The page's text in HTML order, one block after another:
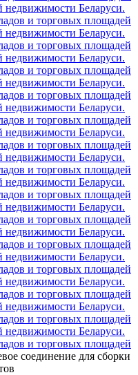
недвижимости Беларуси.
и торговых площадей
недвижимости Беларуси.
и торговых площадей
недвижимости Беларуси.
и торговых площадей
недвижимости Беларуси.
и торговых площадей
недвижимости Беларуси.
и торговых площадей
недвижимости Беларуси.
и торговых площадей
недвижимости Беларуси.
и торговых площадей
недвижимости Беларуси.
и торговых площадей
недвижимости Беларуси.
и торговых площадей
недвижимости Беларуси.
и торговых площадей
недвижимости Беларуси.
и торговых площадей
недвижимости Беларуси.
и торговых площадей
недвижимости Беларуси.
и торговых площадей
недвижимости Беларуси.
и торговых площадей
соединение для сборки